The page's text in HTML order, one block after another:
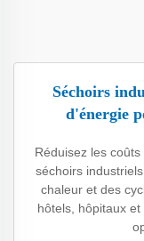
Séchoirs
d'énergie
Réduisez les
séchoirs
chaleur et des
hôtels, hôpitaux